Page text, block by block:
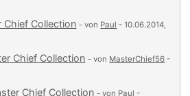
Chief Collection - von Paul - 10.06.2014,
Chief Collection - von MasterChief56 -
Chief Collection - von Paul -